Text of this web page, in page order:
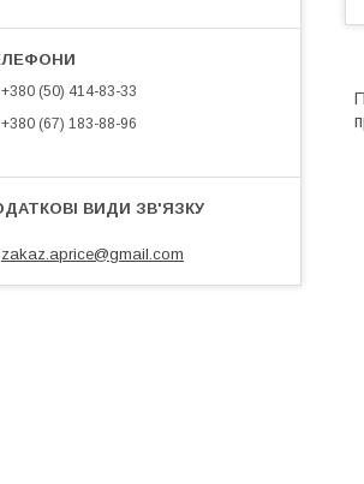
+380 (50) 414-83-33
+380 (67) 183-88-96
zakaz.aprice@gmail.com